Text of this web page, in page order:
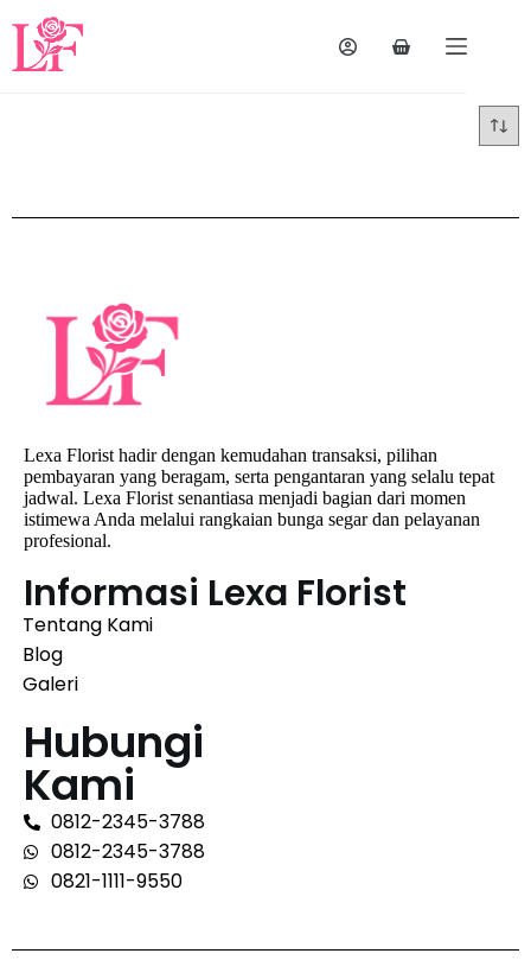
Lexa Florist hadir dengan kemudahan transaksi, pilihan
pembayaran yang beragam, serta pengantaran yang selalu tepat
jadwal. Lexa Florist senantiasa menjadi bagian dari momen
istimewa Anda melalui rangkaian bunga segar dan pelayanan
profesional.
Informasi Lexa Florist
Tentang Kami
Blog
Galeri
Hubungi
Kami
0812-2345-3788
0812-2345-3788
0821-1111-9550